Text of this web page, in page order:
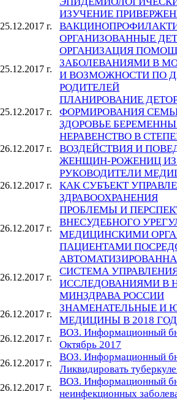
25.12.2017 г.
ИЗУЧЕНИЕ
ОРГАНИЗОВАННЫЕ
25.12.2017 г.
ОРГАНИЗАЦИЯ
ЗАБОЛЕВАНИЯМИ В
И ВОЗМОЖНОСТИ ПО
РОДИТЕЛЕЙ
25.12.2017 г.
ПЛАНИРОВАНИЕ
ФОРМИРОВАНИЯ
ЗДОРОВЬЕ
26.12.2017 г.
НЕРАВЕНСТВО В
ВОЗДЕЙСТВИЯ И
ЖЕНЩИН-РОЖЕНИЦ ИЗ
26.12.2017 г.
РУКОВОДИТЕЛИ
КАК СУБЪЕКТ
ЗДРАВООХРАНЕНИЯ
26.12.2017 г.
ПРОБЛЕМЫ И
ВНЕСУДЕБНОГО
МЕДИЦИНСКИМИ
ПАЦИЕНТАМИ
26.12.2017 г.
СИСТЕМА
ИССЛЕДОВАНИЯМИ В
МИНЗДРАВА РОССИИ
26.12.2017 г.
ЗНАМЕНАТЕЛЬНЫЕ И
МЕДИЦИНЫ В 2018
26.12.2017 г.
ВОЗ. Информационный
Октябрь 2017
26.12.2017 г.
ВОЗ. Информационный
Ликвидировать
26.12.2017 г.
ВОЗ. Информационный
неинфекционных